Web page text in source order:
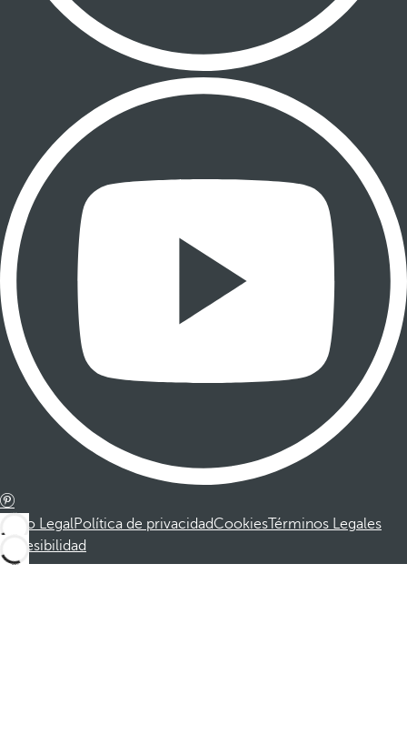
Aviso LegalPolítica de privacidadCookiesTérminos Legales
Accesibilidad